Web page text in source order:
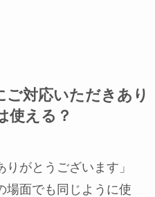
ご対応いただきあり
使える？
りがとうございます」
場面でも同じように使